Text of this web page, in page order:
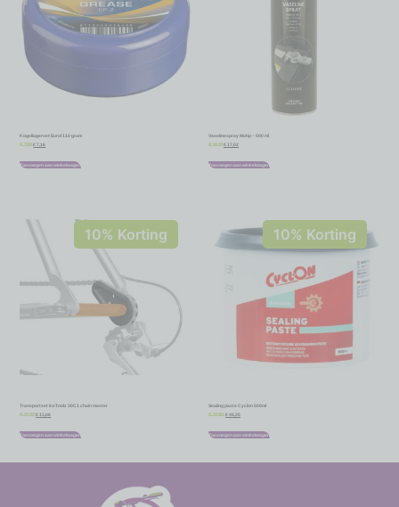
Kogellagervet Eurol 110 gram
€ 7,95 € 7,16
Toevoegen aan winkelwagen
Vaselinespray Motip – 500 ml
€ 18,91 € 17,02
Toevoegen aan winkelwagen
10% Korting
Transportset IceToolz 30C1 chain master
€ 12,95 € 11,66
Toevoegen aan winkelwagen
10% Korting
Sealing paste Cyclon 500ml
€ 51,50 € 46,35
Toevoegen aan winkelwagen